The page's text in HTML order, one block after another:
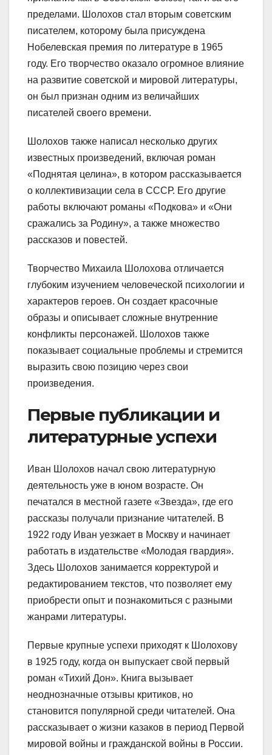
пределами. Шолохов стал вторым советским
писателем, которому была присуждена
Нобелевская премия по литературе в 1965
году. Его творчество оказало огромное влияние
на развитие советской и мировой литературы,
он был признан одним из величайших
писателей своего времени.
Шолохов также написал несколько других
известных произведений, включая роман
«Поднятая целина», в котором рассказывается
о коллективизации села в СССР. Его другие
работы включают романы «Подкова» и «Они
сражались за Родину», а также множество
рассказов и повестей.
Творчество Михаила Шолохова отличается
глубоким изучением человеческой психологии и
характеров героев. Он создает красочные
образы и описывает сложные внутренние
конфликты персонажей. Шолохов также
показывает социальные проблемы и стремится
выразить свою позицию через свои
произведения.
Первые публикации и
литературные успехи
Иван Шолохов начал свою литературную
деятельность уже в юном возрасте. Он
печатался в местной газете «Звезда», где его
рассказы получали признание читателей. В
1922 году Иван уезжает в Москву и начинает
работать в издательстве «Молодая гвардия».
Здесь Шолохов занимается корректурой и
редактированием текстов, что позволяет ему
приобрести опыт и познакомиться с разными
жанрами литературы.
Первые крупные успехи приходят к Шолохову
в 1925 году, когда он выпускает свой первый
роман «Тихий Дон». Книга вызывает
неоднозначные отзывы критиков, но
становится популярной среди читателей. Она
рассказывает о жизни казаков в период Первой
мировой войны и гражданской войны в России.